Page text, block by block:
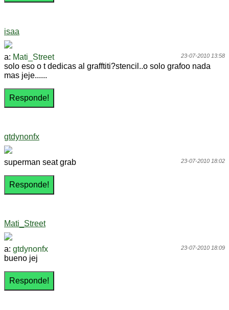
isaa
23-07-2010 13:58
a: Mati_Street
solo eso o t dedicas al grafftiti?stencil..o solo grafoo nada
mas jeje......
gtdynonfx
23-07-2010 18:02
superman seat grab
Mati_Street
23-07-2010 18:09
a: gtdynonfx
bueno jej